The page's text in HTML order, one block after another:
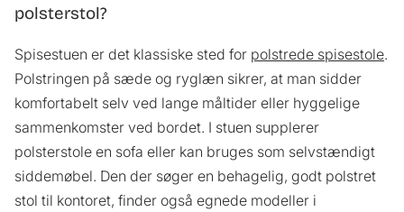
polsterstol?
Spisestuen er det klassiske sted for polstrede spisestole.
Polstringen på sæde og ryglæn sikrer, at man sidder
komfortabelt selv ved lange måltider eller hyggelige
sammenkomster ved bordet. I stuen supplerer
polsterstole en sofa eller kan bruges som selvstændigt
siddemøbel. Den der søger en behagelig, godt polstret
stol til kontoret, finder også egnede modeller i